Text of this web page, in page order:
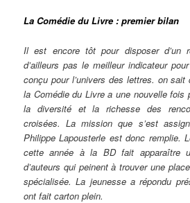
La Comédie du Livre : premier bilan
Il est encore tôt pour disposer d’un
d’ailleurs pas le meilleur indicateur
conçu pour l’univers des lettres. on sait
la Comédie du Livre a une nouvelle
la diversité et la richesse des
croisées. La mission que s’est
Philippe Lapousterle est donc remplie.
cette année à la BD fait apparaître
d’auteurs qui peinent à trouver une
spécialisée. La jeunesse a répondu
ont fait carton plein.